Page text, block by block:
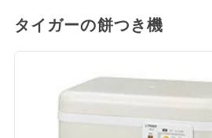
タイガーの餅つき機